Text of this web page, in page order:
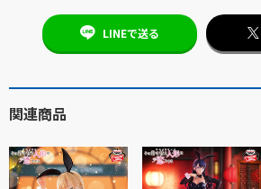
LINEで送る
関連商品